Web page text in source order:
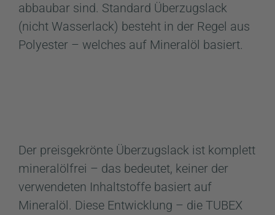
abbaubar sind. Standard Überzugslack
(nicht Wasserlack) besteht in der Regel aus
Polyester – welches auf Mineralöl basiert.
Der preisgekrönte Überzugslack ist komplett
mineralölfrei – das bedeutet, keiner der
verwendeten Inhaltstoffe basiert auf
Mineralöl. Diese Entwicklung – die TUBEX